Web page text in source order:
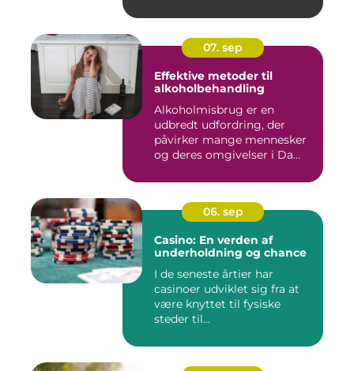
07. sep
Effektive metoder til
alkoholbehandling
Alkoholmisbrug er en
udbredt udfordring, der
påvirker mange mennesker
og deres omgivelser i Da...
06. sep
Casino: En verden af
underholdning og chance
I de seneste årtier har
casinoer udviklet sig fra at
være knyttet til fysiske
steder til...